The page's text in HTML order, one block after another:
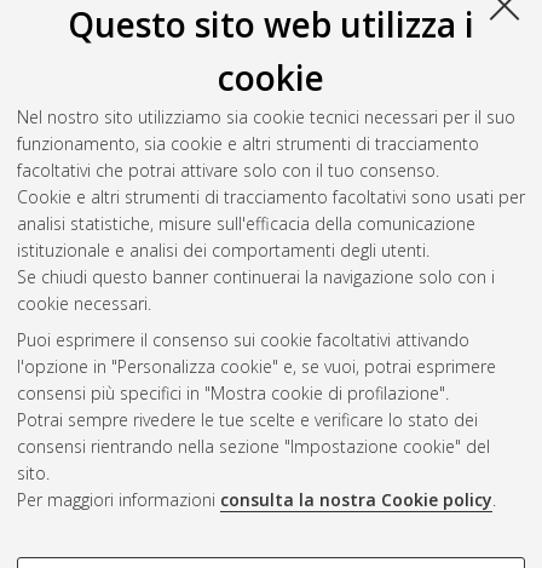
Questo sito web utilizza i
cookie
Nel nostro sito utilizziamo sia cookie tecnici necessari per il suo
funzionamento, sia cookie e altri strumenti di tracciamento
facoltativi che potrai attivare solo con il tuo consenso.
Cookie e altri strumenti di tracciamento facoltativi sono usati per
analisi statistiche, misure sull'efficacia della comunicazione
istituzionale e analisi dei comportamenti degli utenti.
Se chiudi questo banner continuerai la navigazione solo con i
cookie necessari.
Puoi esprimere il consenso sui cookie facoltativi attivando
l'opzione in "Personalizza cookie" e, se vuoi, potrai esprimere
consensi più specifici in "Mostra cookie di profilazione".
Potrai sempre rivedere le tue scelte e verificare lo stato dei
consensi rientrando nella sezione "Impostazione cookie" del
sito.
Per maggiori informazioni consulta la nostra Cookie policy.
(2021)Il vino Sangiovese nel territorio di
[Laurea], Università di Bologna, Corso di Studio inViticoltura
ed enologia [L-DM270] - Cesena, Documento full-text non
disponibile
Questa lista e' stata generata ilMon Aug 10 21:18:39 2026
CEST
Atom
Rss 1.0
Rss 2.0
AMS Laurea
Impostazioni Cookie